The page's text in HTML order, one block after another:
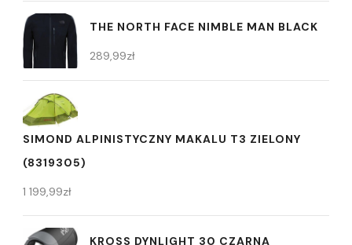
THE NORTH FACE NIMBLE MAN BLACK
289,99zł
SIMOND ALPINISTYCZNY MAKALU T3 ZIELONY
(8319305)
1 199,99zł
KROSS DYNLIGHT 30 CZARNA